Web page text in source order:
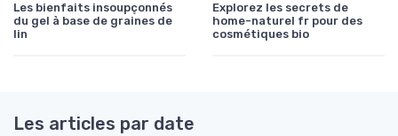
Les bienfaits insoupçonnés
du gel à base de graines de
lin
Explorez les secrets de
home-naturel fr pour des
cosmétiques bio
Les articles par date